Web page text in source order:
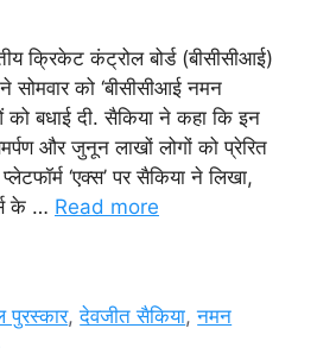
क्रिकेट कंट्रोल बोर्ड (बीसीसीआई)
को ‘बीसीसीआई नमन
को बधाई दी. सैकिया ने कहा कि इन
और जुनून लाखों लोगों को प्रेरित
‘एक्स’ पर सैकिया ने लिखा,
के … Read more
,देवजीत सैकिया,नमन